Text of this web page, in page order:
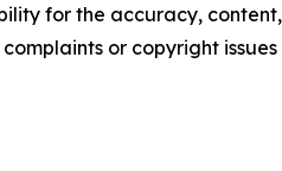
for the accuracy, content,
or copyright issues